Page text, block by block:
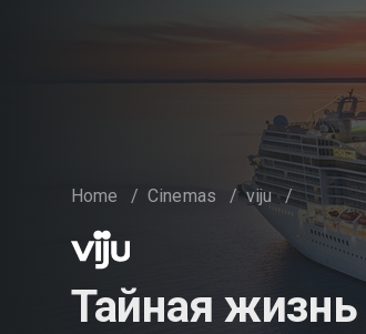
Home / Cinemas / viju /
Тайная жизнь